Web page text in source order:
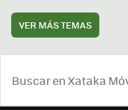
VER MÁS TEMAS